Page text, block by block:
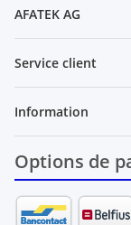
AFATEK AG
Service client
Information
Options de